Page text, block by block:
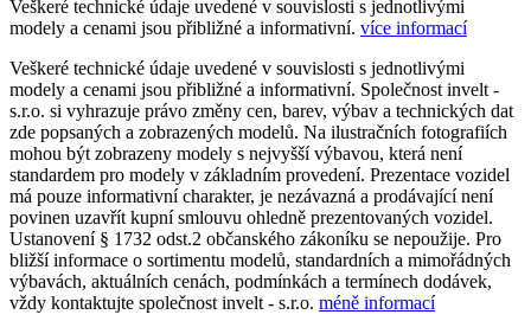
Veškeré technické údaje uvedené v souvislosti s jednotlivými
modely a cenami jsou přibližné a informativní. více informací
Veškeré technické údaje uvedené v souvislosti s jednotlivými
modely a cenami jsou přibližné a informativní. Společnost invelt -
s.r.o. si vyhrazuje právo změny cen, barev, výbav a technických dat
zde popsaných a zobrazených modelů. Na ilustračních fotografiích
mohou být zobrazeny modely s nejvyšší výbavou, která není
standardem pro modely v základním provedení. Prezentace vozidel
má pouze informativní charakter, je nezávazná a prodávající není
povinen uzavřít kupní smlouvu ohledně prezentovaných vozidel.
Ustanovení § 1732 odst.2 občanského zákoníku se nepoužije. Pro
bližší informace o sortimentu modelů, standardních a mimořádných
výbavách, aktuálních cenách, podmínkách a termínech dodávek,
vždy kontaktujte společnost invelt - s.r.o. méně informací